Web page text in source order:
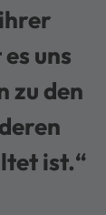
uns
zu den
ist.“